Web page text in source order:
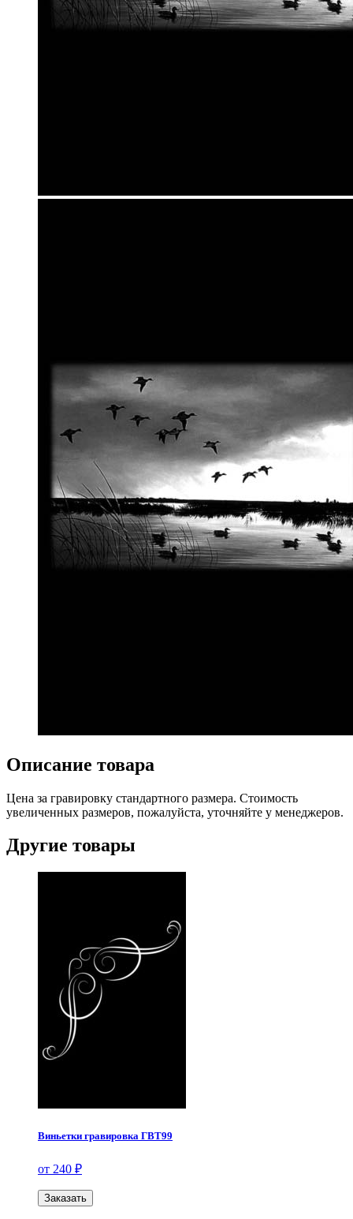
Описание товара
Цена за гравировку стандартного размера. Стоимость
увеличенных размеров, пожалуйста, уточняйте у менеджеров.
Другие товары
Виньетки гравировка ГВТ99
от 240 ₽
Заказать